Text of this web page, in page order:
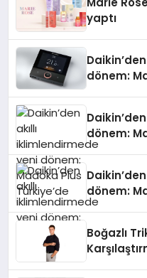
yaptı
dönem:
dönem:
dönem:
Boğazlı